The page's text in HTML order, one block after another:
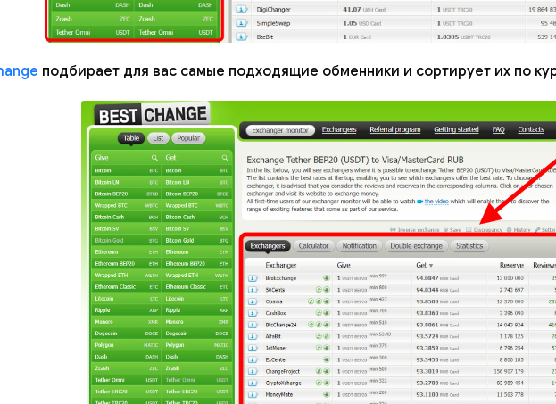
подбирает для вас самые подходящие обменники и сортирует их по